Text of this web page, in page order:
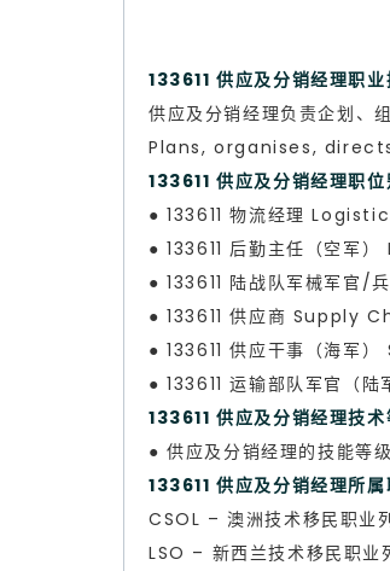
133611 供应及分销经理
供应及分销经理负责企划、
Plans, organises,
133611 供应及分销经理职位
● 133611 物流经理
● 133611 后勤主任（空
● 133611 陆战队军械军
● 133611 供应商 Supply
● 133611 供应干事（海
● 133611 运输部队军官
133611 供应及分销经理技
● 供应及分销经理的技能等
133611 供应及分销经理所属
CSOL – 澳洲技术移民职
LSO – 新西兰技术移民职